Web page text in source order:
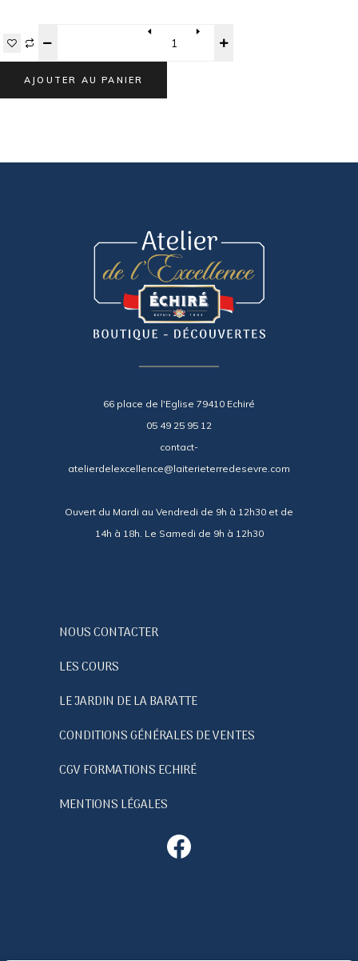
AJOUTER AU PANIER
66 place de l'Eglise 79410 Echiré
05 49 25 95 12
contact-
atelierdelexcellence@laiterieterredesevre.com
Ouvert du Mardi au Vendredi de 9h à 12h30 et de
14h à 18h. Le Samedi de 9h à 12h30
NOUS CONTACTER
LES COURS
LE JARDIN DE LA BARATTE
CONDITIONS GÉNÉRALES DE VENTES
CGV FORMATIONS ECHIRÉ
MENTIONS LÉGALES
Facebook